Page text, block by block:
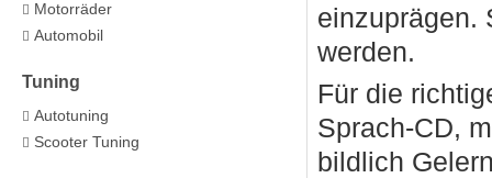
einzuprägen.
werden.
Für die
Sprach-CD,
bildlich
Motorräder
Automobil
Tuning
Autotuning
Scooter Tuning